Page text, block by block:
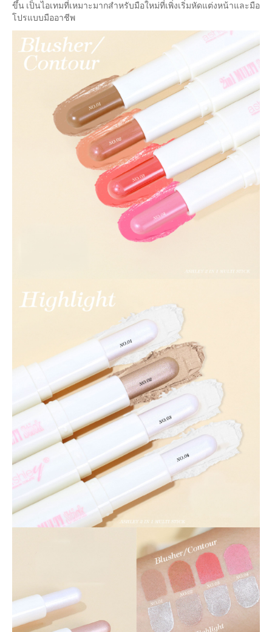
ขึ้น เป็นไอเทมที่เหมาะมากสำหรับมือใหม่ที่เพิ่งเริ่มหัดแต่งหน้าและมือ
โปรแบบมืออาชีพ